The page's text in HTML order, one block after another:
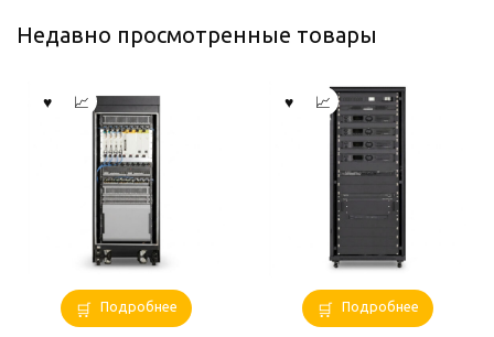
Недавно просмотренные товары
Подробнее Подробнее